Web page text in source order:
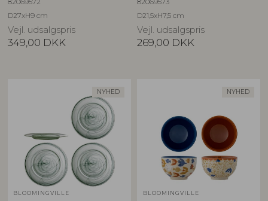
D27xH9 cm
Vejl. udsalgspris
349,00 DKK
D21,5xH7,5 cm
Vejl. udsalgspris
269,00 DKK
NYHED
BLOOMINGVILLE
NYHED
BLOOMINGVILLE